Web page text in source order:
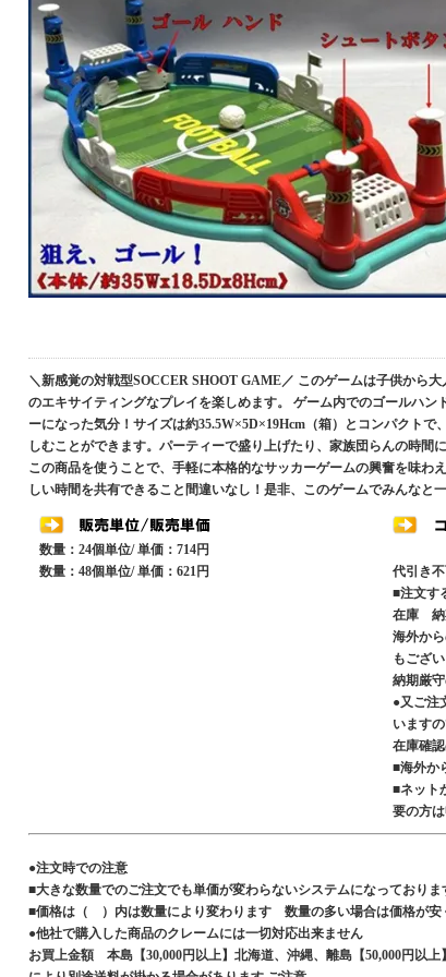
＼新感覚の対戦型SOCCER SHOOT GAME／ このゲームは子供から
のエキサイティングなプレイを楽しめます。 ゲーム内でのゴールハ
ーになった気分！サイズは約35.5W×5D×19Hcm（箱）とコンパクト
しむことができます。パーティーで盛り上げたり、家族団らんの時間
この商品を使うことで、手軽に本格的なサッカーゲームの興奮を味わ
しい時間を共有できること間違いなし！是非、このゲームでみんなと
数量：24個単位/ 単価：714円
数量：48個単位/ 単価：621円
代引き
■注文す
在庫 納
海外か
もござ
納期厳
●又ご注
います
在庫確
■海外か
■ネット
要の方
●注文時での注意
■大きな数量でのご注文でも単価が変わらないシステムになっており
■価格は（ ）内は数量により変わります 数量の多い場合は価格が安
●他社で購入した商品のクレームには一切対応出来ません
お買上金額 本島【30,000円以上】北海道、沖縄、離島【50,000円